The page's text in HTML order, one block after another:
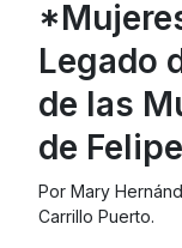
Legado
de las
de
Por Mary
Carrillo Puerto.